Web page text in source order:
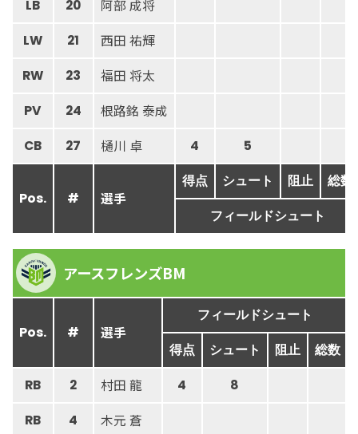
LB 20 阿部 成将
LW 21 西田 祐輝
RW 23 福田 将太
PV 24 根路銘 泰成
CB 27 樋川 卓 4 5
Pos. # 選手
得点 シュート 阻止 総数
フィールドシュート
アースフレンズBM
Pos. # 選手
フィールドシュート
得点 シュート 阻止 総数
RB 2 村田 龍 4 8
RB 4 木元 蒼